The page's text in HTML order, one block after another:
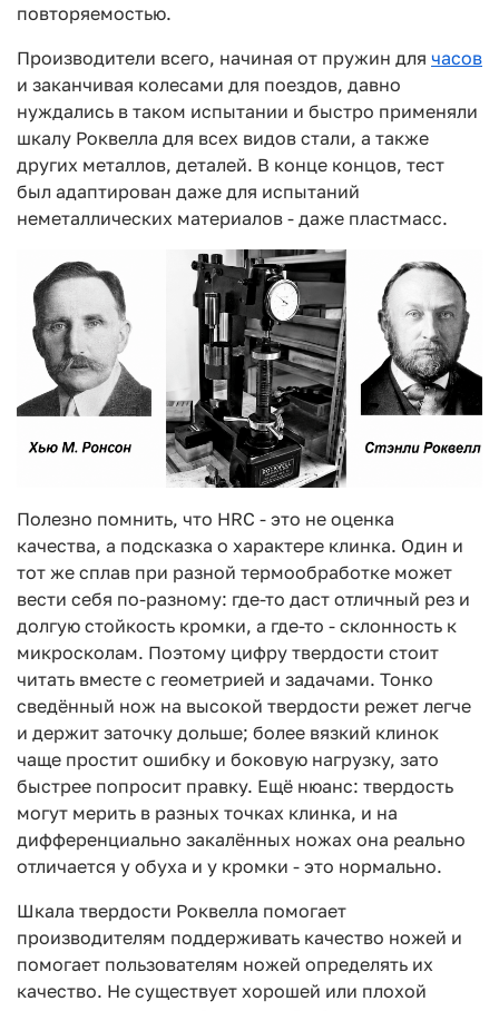
повторяемостью.
Производители всего, начиная от пружин для часов
и заканчивая колесами для поездов, давно
нуждались в таком испытании и быстро применяли
шкалу Роквелла для всех видов стали, а также
других металлов, деталей. В конце концов, тест
был адаптирован даже для испытаний
неметаллических материалов - даже пластмасс.
Полезно помнить, что HRC - это не оценка
качества, а подсказка о характере клинка. Один и
тот же сплав при разной термообработке может
вести себя по-разному: где-то даст отличный рез и
долгую стойкость кромки, а где-то - склонность к
микросколам. Поэтому цифру твердости стоит
читать вместе с геометрией и задачами. Тонко
сведённый нож на высокой твердости режет легче
и держит заточку дольше; более вязкий клинок
чаще простит ошибку и боковую нагрузку, зато
быстрее попросит правку. Ещё нюанс: твердость
могут мерить в разных точках клинка, и на
дифференциально закалённых ножах она реально
отличается у обуха и у кромки - это нормально.
Шкала твердости Роквелла помогает
производителям поддерживать качество ножей и
помогает пользователям ножей определять их
качество. Не существует хорошей или плохой